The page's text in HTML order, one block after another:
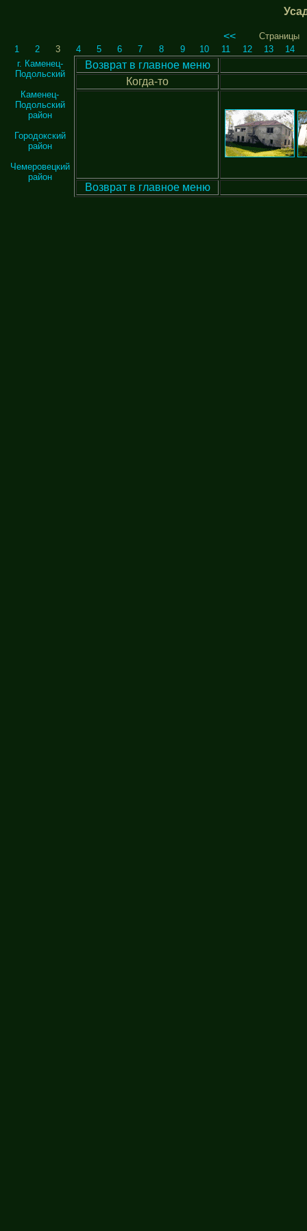
<<
Страницы
1
2 3 4 5 6 7 8 9 10 11 12 13 14
г. Каменец-
Подольский
Каменец-
Подольский
район
Городокский
район
Чемеровецкий
район
Возврат в главное меню
Когда-то
Возврат в главное меню